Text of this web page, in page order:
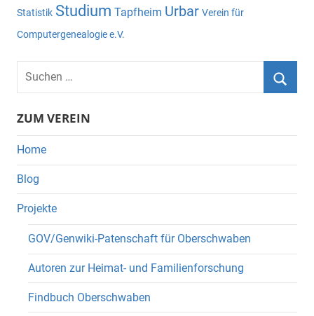
Statistik Studium Tapfheim Urbar Verein für
Computergenealogie e.V.
Suchen
nach:
ZUM VEREIN
Home
Blog
Projekte
GOV/Genwiki-Patenschaft für Oberschwaben
Autoren zur Heimat- und Familienforschung
Findbuch Oberschwaben